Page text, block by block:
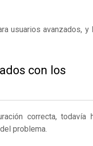
usuarios avanzados, y
con los
correcta, todavía
problema.